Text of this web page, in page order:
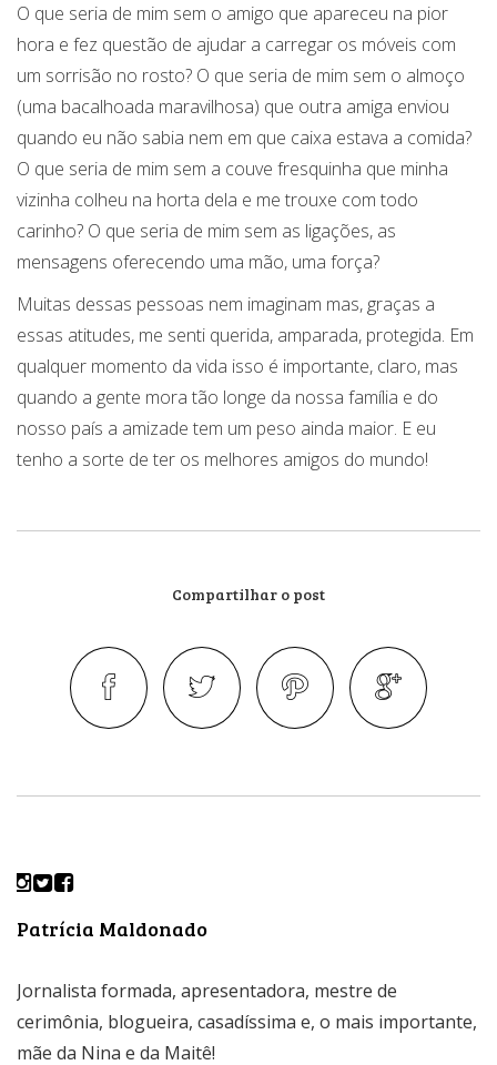
O que seria de mim sem o amigo que apareceu na pior
hora e fez questão de ajudar a carregar os móveis com
um sorrisão no rosto? O que seria de mim sem o almoço
(uma bacalhoada maravilhosa) que outra amiga enviou
quando eu não sabia nem em que caixa estava a comida?
O que seria de mim sem a couve fresquinha que minha
vizinha colheu na horta dela e me trouxe com todo
carinho? O que seria de mim sem as ligações, as
mensagens oferecendo uma mão, uma força?
Muitas dessas pessoas nem imaginam mas, graças a
essas atitudes, me senti querida, amparada, protegida. Em
qualquer momento da vida isso é importante, claro, mas
quando a gente mora tão longe da nossa família e do
nosso país a amizade tem um peso ainda maior. E eu
tenho a sorte de ter os melhores amigos do mundo!
Compartilhar o post
Patrícia Maldonado
Jornalista formada, apresentadora, mestre de
cerimônia, blogueira, casadíssima e, o mais importante,
mãe da Nina e da Maitê!